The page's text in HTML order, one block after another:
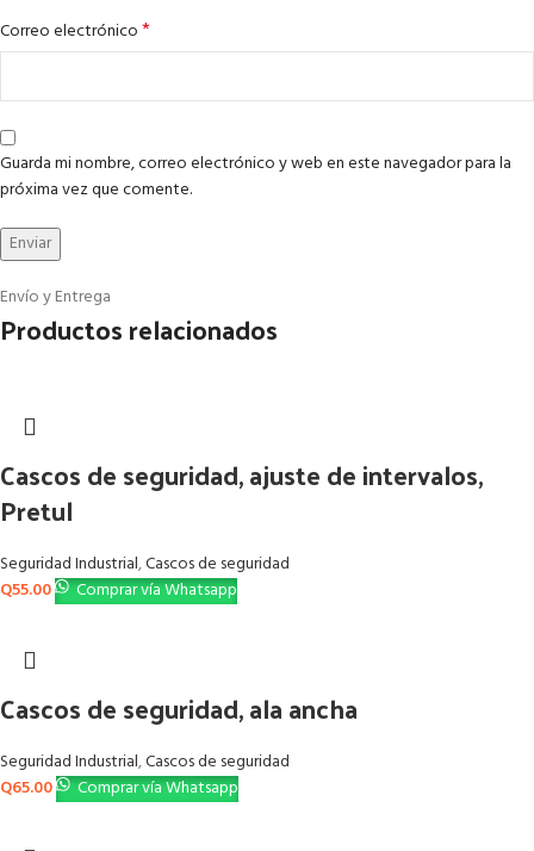
Correo electrónico*
Guarda mi nombre, correo electrónico y web en este navegador para la
próxima vez que comente.
Envío y Entrega
Productos relacionados
Cascos de seguridad, ajuste de intervalos,
Pretul
Seguridad Industrial,Cascos de seguridad
Q55.00 Comprar vía Whatsapp
Cascos de seguridad, ala ancha
Seguridad Industrial,Cascos de seguridad
Q65.00 Comprar vía Whatsapp